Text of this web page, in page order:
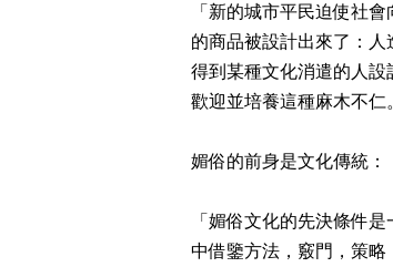
「新的城市平民迫使社
的商品被設計出來了：
得到某種文化消遣的人設
歡迎並培養這種麻木不仁
媚俗的前身是文化傳統：
「媚俗文化的先決條件
中借鑒方法，竅門，策